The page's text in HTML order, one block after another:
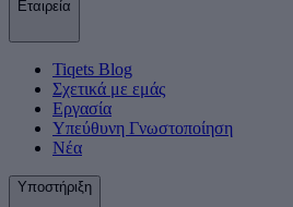
Εταιρεία
Tiqets Βlog
Σχετικά με εμάς
Εργασία
Υπεύθυνη Γνωστοποίηση
Νέα
Υποστήριξη